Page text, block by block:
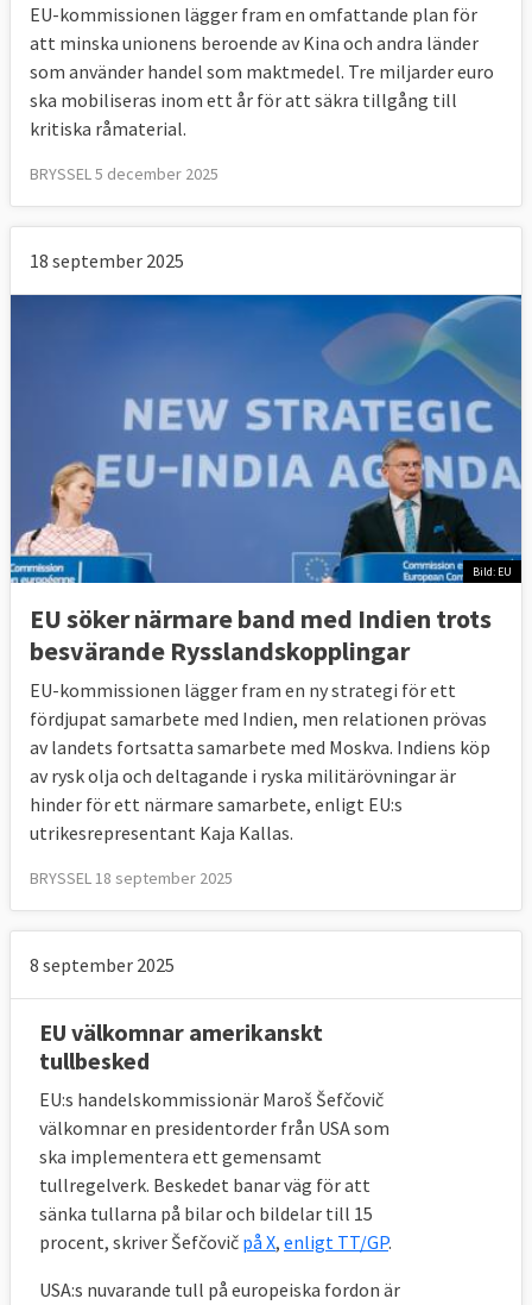
EU-kommissionen lägger fram en omfattande plan för
att minska unionens beroende av Kina och andra länder
som använder handel som maktmedel. Tre miljarder euro
ska mobiliseras inom ett år för att säkra tillgång till
kritiska råmaterial.
BRYSSEL 5 december 2025
18 september 2025
Bild: EU
EU söker närmare band med Indien trots
besvärande Rysslandskopplingar
EU-kommissionen lägger fram en ny strategi för ett
fördjupat samarbete med Indien, men relationen prövas
av landets fortsatta samarbete med Moskva. Indiens köp
av rysk olja och deltagande i ryska militärövningar är
hinder för ett närmare samarbete, enligt EU:s
utrikesrepresentant Kaja Kallas.
BRYSSEL 18 september 2025
8 september 2025
EU välkomnar amerikanskt
tullbesked
EU:s handelskommissionär Maroš Šefčovič
välkomnar en presidentorder från USA som
ska implementera ett gemensamt
tullregelverk. Beskedet banar väg för att
sänka tullarna på bilar och bildelar till 15
procent, skriver Šefčovič på X, enligt TT/GP.
USA:s nuvarande tull på europeiska fordon är